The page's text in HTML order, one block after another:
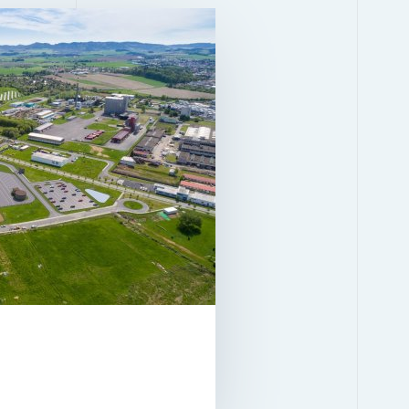
BUDYNEK 1.1
14 158 M
2
STAN
W FUNDUSZU OD
DO WYNAJĘCIA